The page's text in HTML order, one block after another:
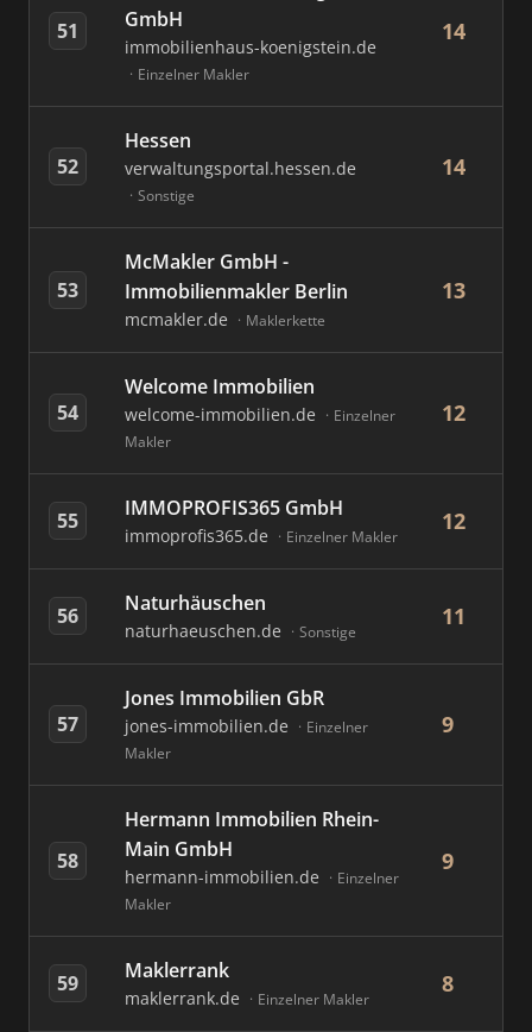
51
GmbH
immobilienhaus-koenigstein.de
Einzelner Makler
14
52
Hessen
verwaltungsportal.hessen.de
Sonstige
14
53
McMakler GmbH -
Immobilienmakler Berlin
mcmakler.de Maklerkette
13
54
Welcome Immobilien
welcome-immobilien.de
Einzelner
Makler
12
55 IMMOPROFIS365 GmbH
immoprofis365.de Einzelner Makler
12
56 Naturhäuschen
naturhaeuschen.de Sonstige
11
57
Jones Immobilien GbR
jones-immobilien.de
Einzelner
Makler
9
58
Hermann Immobilien Rhein-
Main GmbH
hermann-immobilien.de
Einzelner
Makler
9
59 Maklerrank
maklerrank.de Einzelner Makler
8